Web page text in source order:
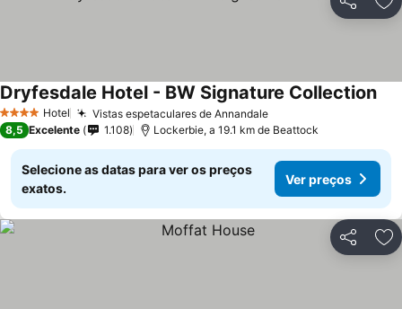
Partilhar
4 EstrelasHotel Vistas espetaculares de Annandale
Dryfesdale Hotel - BW Signature Collection
8,5 Excelente 1.108 Lockerbie, a 19.1 km de Beattock
Selecione as datas para ver os preços
exatos.
Ver preços
Partilhar